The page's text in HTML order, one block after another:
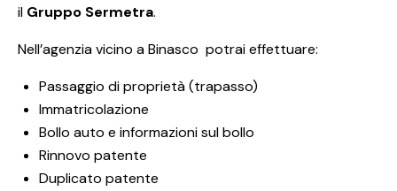
il Gruppo Sermetra.
Nell’agenzia vicino a Binasco potrai effettuare:
Passaggio di proprietà (trapasso)
Immatricolazione
Bollo auto e informazioni sul bollo
Rinnovo patente
Duplicato patente